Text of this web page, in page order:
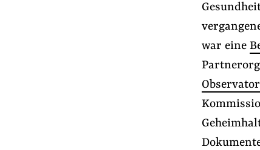
#Lobbyregister
war eine